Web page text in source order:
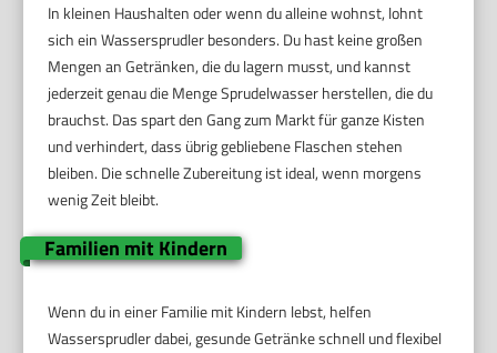
In kleinen Haushalten oder wenn du alleine wohnst, lohnt
sich ein Wassersprudler besonders. Du hast keine großen
Mengen an Getränken, die du lagern musst, und kannst
jederzeit genau die Menge Sprudelwasser herstellen, die du
brauchst. Das spart den Gang zum Markt für ganze Kisten
und verhindert, dass übrig gebliebene Flaschen stehen
bleiben. Die schnelle Zubereitung ist ideal, wenn morgens
wenig Zeit bleibt.
Familien mit Kindern
Wenn du in einer Familie mit Kindern lebst, helfen
Wassersprudler dabei, gesunde Getränke schnell und flexibel